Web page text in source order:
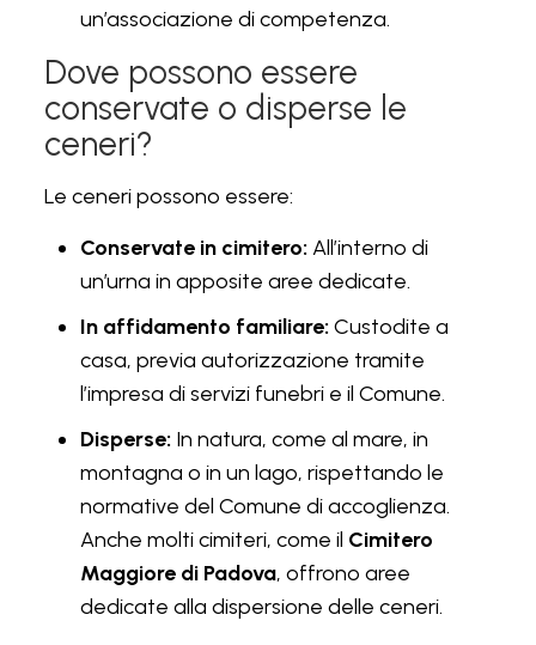
un’associazione di competenza.
Dove possono essere
conservate o disperse le
ceneri?
Le ceneri possono essere:
Conservate in cimitero: All’interno di
un’urna in apposite aree dedicate.
In affidamento familiare: Custodite a
casa, previa autorizzazione tramite
l’impresa di servizi funebri e il Comune.
Disperse: In natura, come al mare, in
montagna o in un lago, rispettando le
normative del Comune di accoglienza.
Anche molti cimiteri, come il Cimitero
Maggiore di Padova, offrono aree
dedicate alla dispersione delle ceneri.